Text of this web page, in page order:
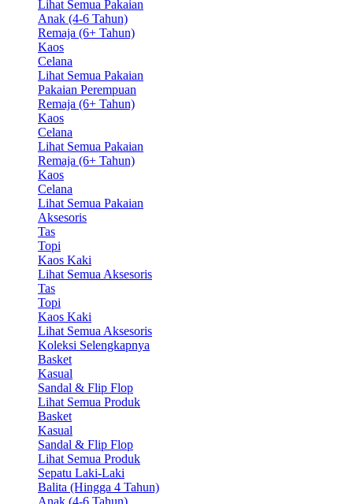
Lihat Semua Pakaian
Anak (4-6 Tahun)
Remaja (6+ Tahun)
Kaos
Celana
Lihat Semua Pakaian
Pakaian Perempuan
Remaja (6+ Tahun)
Kaos
Celana
Lihat Semua Pakaian
Remaja (6+ Tahun)
Kaos
Celana
Lihat Semua Pakaian
Aksesoris
Tas
Topi
Kaos Kaki
Lihat Semua Aksesoris
Tas
Topi
Kaos Kaki
Lihat Semua Aksesoris
Koleksi Selengkapnya
Basket
Kasual
Sandal & Flip Flop
Lihat Semua Produk
Basket
Kasual
Sandal & Flip Flop
Lihat Semua Produk
Sepatu Laki-Laki
Balita (Hingga 4 Tahun)